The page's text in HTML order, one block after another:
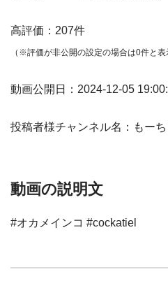
高評価：207件
（※評価が非公開の設定の場合は0件と表
動画公開日：2024-12-05
投稿者様チャンネル名：もー
動画の説明文
#オカメインコ #cockatiel